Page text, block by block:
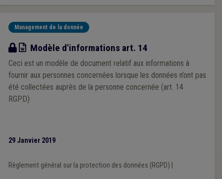
Management de la donnée
Modèle
Modèle d'informations art. 14
Ceci est un modèle de document relatif aux informations à
fournir aux personnes concernées lorsque les données n’ont pas
été collectées auprès de la personne concernée (art. 14
RGPD)
29 Janvier 2019
Règlement général sur la protection des données (RGPD)